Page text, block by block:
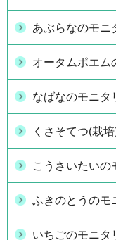
あぶらなのモニ
オータムポエム
なばなのモニタ
くさそてつ(栽
こうさいたいの
ふきのとうのモ
いちごのモニタ